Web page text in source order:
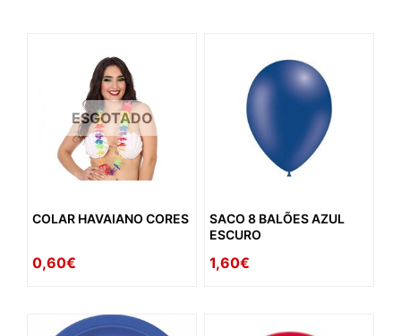
ESGOTADO
COLAR HAVAIANO CORES
0,60€
SACO 8 BALÕES AZUL
ESCURO
1,60€